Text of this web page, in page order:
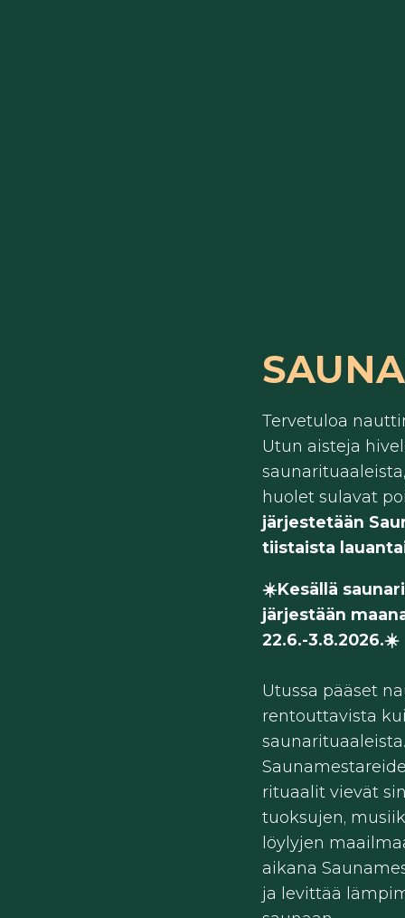
Tervetuloa
Utun aisteja
huolet sulavat
järjestetään
tiistaista
☀️Kesällä
järjestään
22.6.-3.8.2026.☀️
Utussa pääset
rentouttavista
saunarituaaleista.
rituaalit vievät
tuoksujen,
löylyjen
aikana
ja levittää